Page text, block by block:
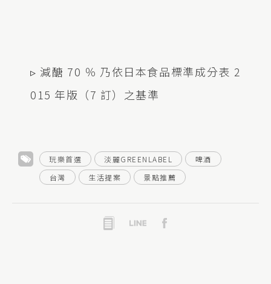
▹ 減醣 70 ％ 乃依日本食品標準成分表 2
015 年版（7 訂）之基準
玩樂首選 淡麗GREENLABEL
啤酒
台灣
生活提案 景點推薦